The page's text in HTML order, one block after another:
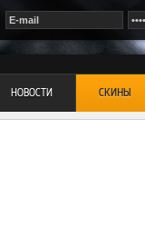
НОВОСТИ СКИНЫ